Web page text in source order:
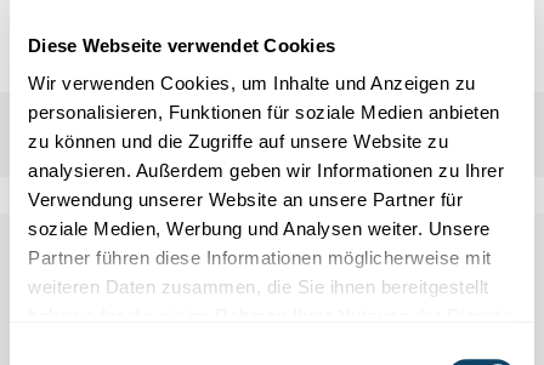
Diese Webseite verwendet Cookies
Wir verwenden Cookies, um Inhalte und Anzeigen zu
personalisieren, Funktionen für soziale Medien anbieten
zu können und die Zugriffe auf unsere Website zu
analysieren. Außerdem geben wir Informationen zu Ihrer
Verwendung unserer Website an unsere Partner für
soziale Medien, Werbung und Analysen weiter. Unsere
Partner führen diese Informationen möglicherweise mit
weiteren Daten zusammen, die Sie ihnen bereitgestellt
Other scientific events